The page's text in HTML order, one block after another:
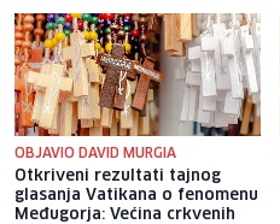
OBJAVIO DAVID MURGIA
Otkriveni rezultati tajnog
glasanja Vatikana o fenomenu
Međugorja: Većina crkvenih